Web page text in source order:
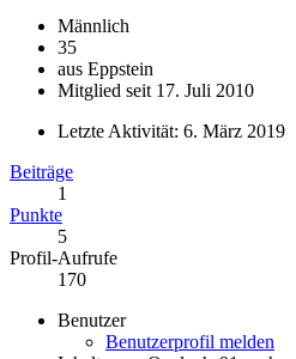
Männlich
35
aus Eppstein
Mitglied seit 17. Juli 2010
Letzte Aktivität: 6. März 2019
Beiträge
1
Punkte
5
Profil-Aufrufe
170
Benutzer
Benutzerprofil melden